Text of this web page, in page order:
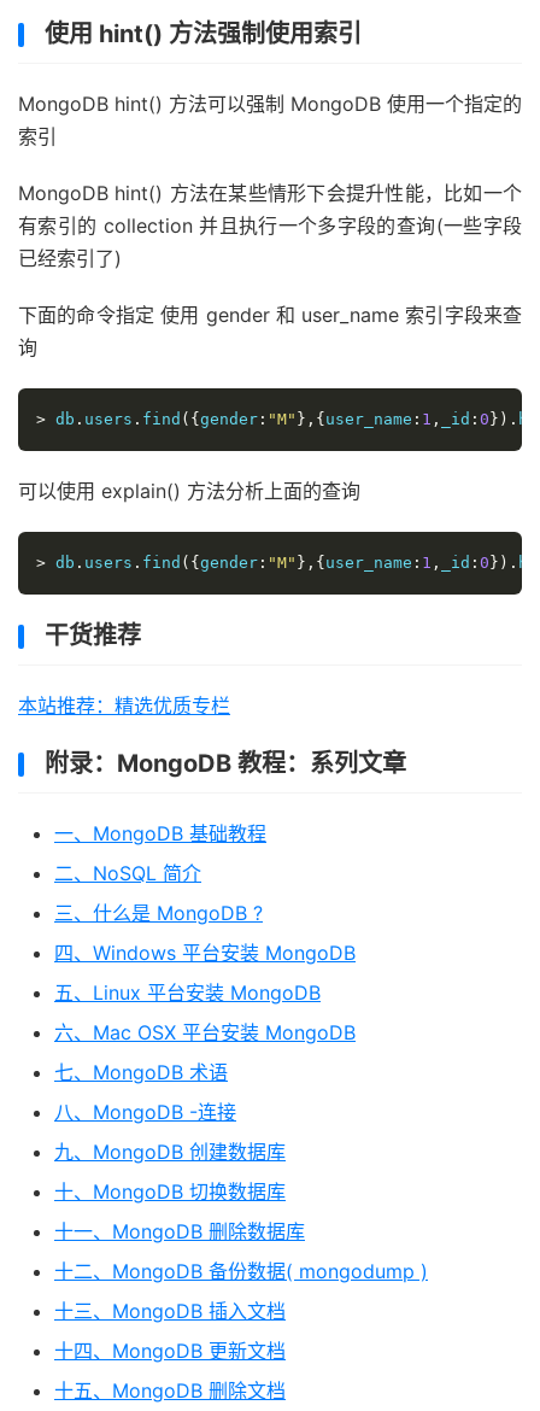
"direction" : "forward"
"indexBounds"
"[\"M\", \"M\"]"
"[MinKey, MaxKey]"
}
"rejectedPlans" : [ ]
"port"
: 27017,
"version" : "3.4.9",
},
"ok" : 1
}
使用 hint() 方法强制使用索引
MongoDB hint() 方法可以强制 MongoDB 使用一个指定的
索引
MongoDB hint() 方法在某些情形下会提升性能，比如一个
有索引的 collection 并且执行一个多字段的查询(一些字段
已经索引了)
下面的命令指定 使用 gender 和 user_name 索引字段来查
询
> db . users . find ({ gender : "M" },{ user_name : 1 , _id : 0 }).
可以使用 explain() 方法分析上面的查询
> db . users . find ({ gender : "M" },{ user_name : 1 , _id : 0 }).
干货推荐
本站推荐：精选优质专栏
附录：MongoDB 教程：系列文章
一、MongoDB 基础教程
二、NoSQL 简介
三、什么是 MongoDB ?
四、Windows 平台安装 MongoDB
五、Linux 平台安装 MongoDB
六、Mac OSX 平台安装 MongoDB
七、MongoDB 术语
八、MongoDB -连接
九、MongoDB 创建数据库
十、MongoDB 切换数据库
十一、MongoDB 删除数据库
十二、MongoDB 备份数据( mongodump )
十三、MongoDB 插入文档
十四、MongoDB 更新文档
十五、MongoDB 删除文档